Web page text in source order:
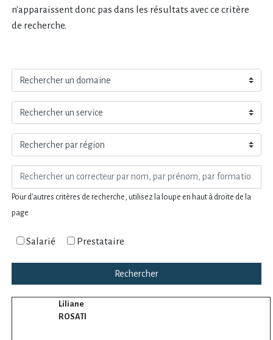
n'apparaissent donc pas dans les résultats avec ce critère
de recherche.
Pour d'autres critères de recherche, utilisez la loupe en haut à droite de la
page
Salarié Prestataire
Rechercher
Liliane
ROSATI